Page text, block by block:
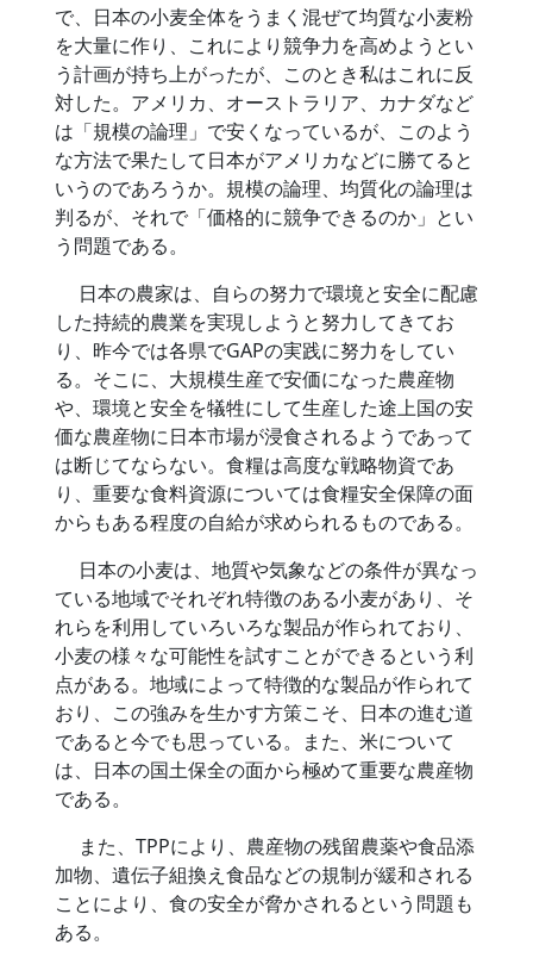
で、日本の小麦全体をうまく混ぜて均質な小麦粉
を大量に作り、これにより競争力を高めようとい
う計画が持ち上がったが、このとき私はこれに反
対した。アメリカ、オーストラリア、カナダなど
は「規模の論理」で安くなっているが、このよう
な方法で果たして日本がアメリカなどに勝てると
いうのであろうか。規模の論理、均質化の論理は
判るが、それで「価格的に競争できるのか」とい
う問題である。
日本の農家は、自らの努力で環境と安全に配慮
した持続的農業を実現しようと努力してきてお
り、昨今では各県でGAPの実践に努力をしてい
る。そこに、大規模生産で安価になった農産物
や、環境と安全を犠牲にして生産した途上国の安
価な農産物に日本市場が浸食されるようであって
は断じてならない。食糧は高度な戦略物資であ
り、重要な食料資源については食糧安全保障の面
からもある程度の自給が求められるものである。
日本の小麦は、地質や気象などの条件が異なっ
ている地域でそれぞれ特徴のある小麦があり、そ
れらを利用していろいろな製品が作られており、
小麦の様々な可能性を試すことができるという利
点がある。地域によって特徴的な製品が作られて
おり、この強みを生かす方策こそ、日本の進む道
であると今でも思っている。また、米について
は、日本の国土保全の面から極めて重要な農産物
である。
また、TPPにより、農産物の残留農薬や食品添
加物、遺伝子組換え食品などの規制が緩和される
ことにより、食の安全が脅かされるという問題も
ある。